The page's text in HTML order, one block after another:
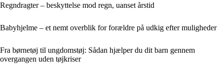
Regndragter – beskyttelse mod regn, uanset årstid
Babyhjelme – et nemt overblik for forældre på udkig efter muligheder
Fra børnetøj til ungdomstøj: Sådan hjælper du dit barn gennem
overgangen uden tøjkriser